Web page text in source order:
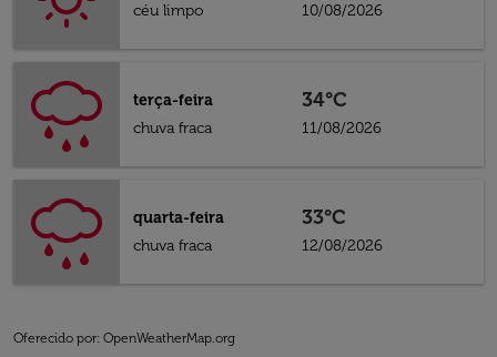
céu limpo
10/08/2026
terça-feira
chuva fraca
34°C
11/08/2026
quarta-feira
chuva fraca
33°C
12/08/2026
Oferecido por: OpenWeatherMap.org